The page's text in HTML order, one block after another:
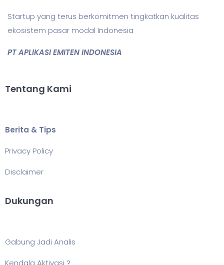
Startup yang terus berkomitmen tingkatkan kualitas
ekosistem pasar modal Indonesia
PT APLIKASI EMITEN INDONESIA
Tentang Kami
Berita & Tips
Privacy Policy
Disclaimer
Dukungan
Gabung Jadi Analis
Kendala Aktivasi ?